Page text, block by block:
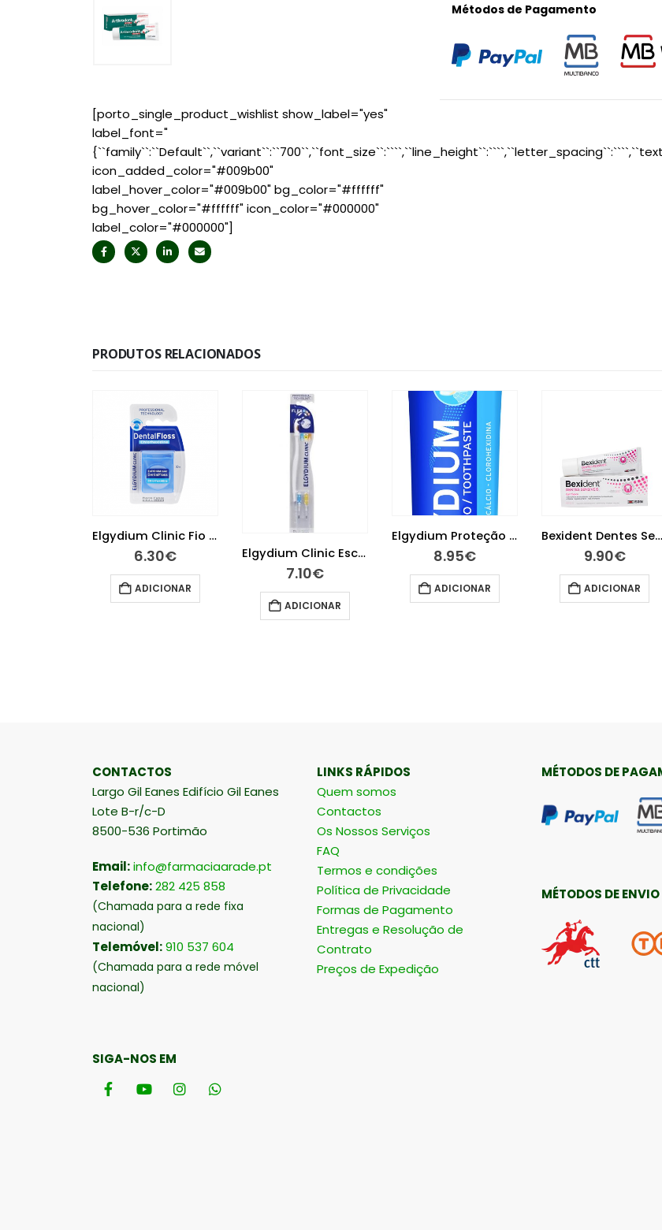
[porto_single_product_wishlist show_label="yes"
label_font="
icon_added_color="#009b00"
label_hover_color="#009b00" bg_color="#ffffff"
bg_hover_color="#ffffff" icon_color="#000000"
label_color="#000000"]
Métodos de Pagamento
PRODUTOS RELACIONADOS
Elgydium Clinic Fio Dentário Com Clorohexidina 50 m
6.30€
ADICIONAR
Elgydium Clinic Escovilhões Flex 2 Estreitos Misto
7.10€
ADICIONAR
Elgydium Proteção Gengivas Pasta Dentífrica 75ml
8.95€
ADICIONAR
Bexident Dentes Sensíveis Gel Gengival 50 ml
9.90€
ADICIONAR
CONTACTOS
Largo Gil Eanes Edifício Gil Eanes
Lote B-r/c-D
8500-536 Portimão
Email:info@farmaciaarade.pt
Telefone:282 425 858
(Chamada para a rede fixa
nacional)
Telemóvel:910 537 604
(Chamada para a rede móvel
nacional)
SIGA-NOS EM
LINKS RÁPIDOS
Quem somos
Contactos
Os Nossos Serviços
FAQ
Termos e condições
Política de Privacidade
Formas de Pagamento
Entregas e Resolução de
Contrato
Preços de Expedição
MÉTODOS DE
MÉTODOS DE ENVIO